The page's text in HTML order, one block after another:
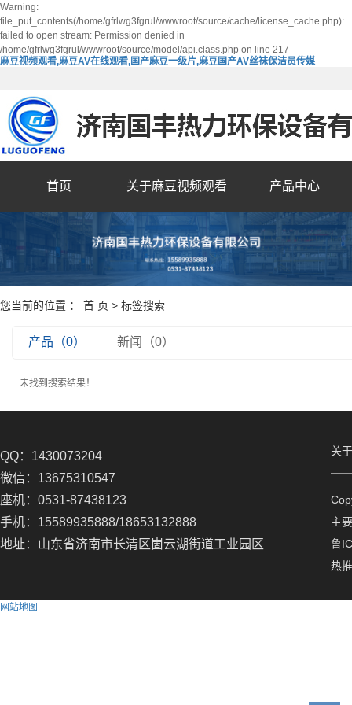
Warning:
file_put_contents(/home/gfrlwg3fgrul/wwwroot/source/cache/license_cache.php):
failed to open stream: Permission denied in
/home/gfrlwg3fgrul/wwwroot/source/model/api.class.php on line 217
麻豆视频观看,麻豆AV在线观看,国产麻豆一级片,麻豆国产AV丝袜保洁员传媒
首页 关于麻豆视频观看 产品中心
您当前的位置 ： 首 页 > 标签搜索
产品（0） 新闻（0）
未找到搜索结果！
QQ：1430073204
微信：13675310547
座机：0531-87438123
手机：15589935888/18653132888
地址：山东省济南市长清区崮云湖街道工业园区
关
主
鲁
热
网站地图